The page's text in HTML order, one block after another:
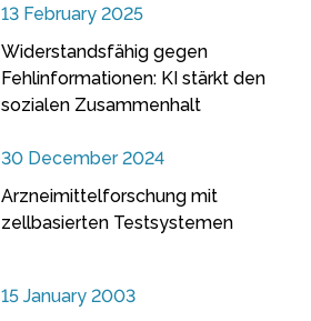
13 February 2025
Widerstandsfähig gegen
Fehlinformationen: KI stärkt den
sozialen Zusammenhalt
30 December 2024
Arzneimittelforschung mit
zellbasierten Testsystemen
15 January 2003